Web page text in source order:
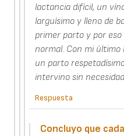
lactancia difícil, un
larguísimo y lleno de
primer parto y por eso
normal. Con mi último
un parto
intervino sin
Respuesta
Concluyo que